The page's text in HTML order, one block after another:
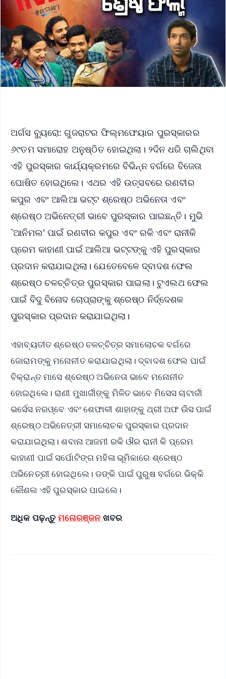
ଅର୍ଗସ ବ୍ୟୁରୋ: ଗୁଜରାଟର ଫିଲ୍ମଫେୟାର ପୁରସ୍କାରର
୬୯ତମ ସମାରୋହ ଅନୁଷ୍ଠିତ ହୋଇଥିଲା। ୨ଦିନ ଧରି ଚାଲିଥିବା
ଏହି ପୁରସ୍କାର କାର୍ଯ୍ୟକ୍ରମରେ ବିଭିନ୍ନ ବର୍ଗରେ ବିଜେତା
ଘୋଷିତ ହୋଇଥିଲେ। ଏଥର ଏହି ଉତ୍ସବରେ ରଣବୀର
କପୁର ଏବଂ ଆଲିଆ ଭଟ୍ଟ ଶ୍ରେଷ୍ଠ ଅଭିନେତା ଏବଂ
ଶ୍ରେଷ୍ଠ ଅଭିନେତ୍ରୀ ଭାବେ ପୁରସ୍କାର ପାଇଛନ୍ତି। ମୁଭି
`ଆନିମଲ' ପାଇଁ ରଣବୀର କପୁର ଏବଂ ରକି ଏବଂ ରାନୀକି
ପ୍ରେମ କାହାଣୀ ପାଇଁ ଆଲିଆ ଭଟ୍ଟଙ୍କୁ ଏହି ପୁରସ୍କାର
ପ୍ରଦାନ କରାଯାଇଥିଲା। ଯେତେବେଳେ ଦ୍ବାଦଶ ଫେଲ
ଶ୍ରେଷ୍ଠ ଚଳଚ୍ଚିତ୍ର ପୁରସ୍କାର ପାଇଲା। ଟୁଏଲଥ ଫେଲ
ପାଇଁ ବିଦୁ ବିନୋଦ ଚୋପ୍ରାଙ୍କୁ ଶ୍ରେଷ୍ଠ ନିର୍ଦ୍ଦେଶକ
ପୁରସ୍କାର ପ୍ରଦାନ କରାଯାଇଥିଲା।
ଏହାବ୍ୟତୀତ ଶ୍ରେଷ୍ଠ ଚଳଚ୍ଚିତ୍ର ସମାଲୋଚକ ବର୍ଗରେ
ଜୋରାମଙ୍କୁ ମନୋନୀତ କରାଯାଇଥିଲା। ଦ୍ବାଦଶ ଫେଲ ପାଇଁ
ବିକ୍ରାନ୍ତ ମାସେ ଶ୍ରେଷ୍ଠ ଅଭିନେତା ଭାବେ ମନୋନୀତ
ହୋଇଥିଲେ। ରାଣୀ ମୁଖାର୍ଜୀଙ୍କୁ ମିଳିତ ଭାବେ ମିସେସ ଚାଟାର୍ଜୀ
ଭର୍ସେସ ନରଓ୍ବେ ଏବଂ ଶେଫାଳୀ ଶାହାଙ୍କୁ ଥ୍ରୀ ଅଫ ଉିସ ପାଇଁ
ଶ୍ରେଷ୍ଠ ଅଭିନେତ୍ରୀ ସମାଲୋଚକ ପୁରସ୍କାର ପ୍ରଦାନ
କରାଯାଇଥିଲା। ଶବାନା ଆଜମୀ ରକି ଔର ରାନୀ କି ପ୍ରେମ
କାହାଣୀ ପାଇଁ ସର୍ପୋଟିଙ୍ଗ ମହିଳା ଭୂମିକାରେ ଶ୍ରେଷ୍ଠ
ଅଭିନେତ୍ରୀ ହୋଇଥିଲେ। ଡଙ୍କି ପାଇଁ ପୁରୁଷ ବର୍ଗରେ ଭିକ୍କି
କୌଶଲ ଏହି ପୁରସ୍କାର ପାଇଲେ।
ଅଧିକ ପଢ଼ନ୍ତୁ ମନୋରଞ୍ଜନ ଖବର